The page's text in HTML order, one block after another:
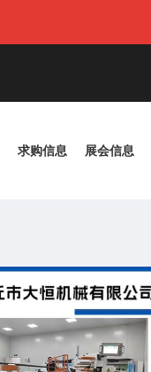
求购信息 展会信息